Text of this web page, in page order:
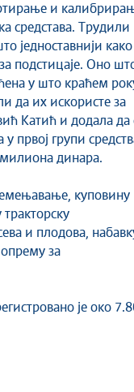
и
средстава. Трудили
једноставнији како
подстицаје. Оно
у што краћем
да их искористе за
Катић и додала да
првој групи
милиона динара.
куповину
и плодова,
за
је око